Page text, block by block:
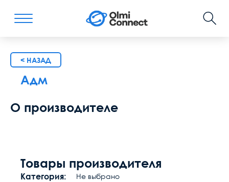
< НАЗАД
Адм
О производителе
Товары производителя
Категория: Не выбрано